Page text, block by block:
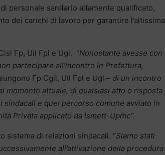
personale sanitario altamente qualificato,
dei carichi di lavoro per garantire l’altissima
Fp, Uil Fpl e Ugl. “Nonostante avesse con
partecipare all’incontro in Prefettura,
Fp Cgil, Uil Fpl e Ugl – di un incontro
momento attuale, di qualsiasi atto o risposta
sindacali e quel percorso comune avviato in
Privata applicato da Ismett-Upmc”.
sistema di relazioni sindacali. “Siamo stati
all’attivazione della procedura